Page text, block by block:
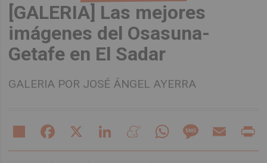
[GALERIA] Las mejores
imágenes del Osasuna-
Getafe en El Sadar
GALERIA POR JOSÉ ÁNGEL AYERRA
Share Facebook LinkedIn MeneameWhatsAppMessageEmail